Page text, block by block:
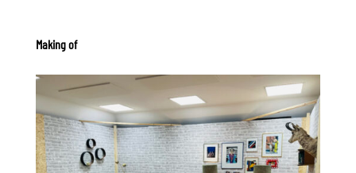
Making of